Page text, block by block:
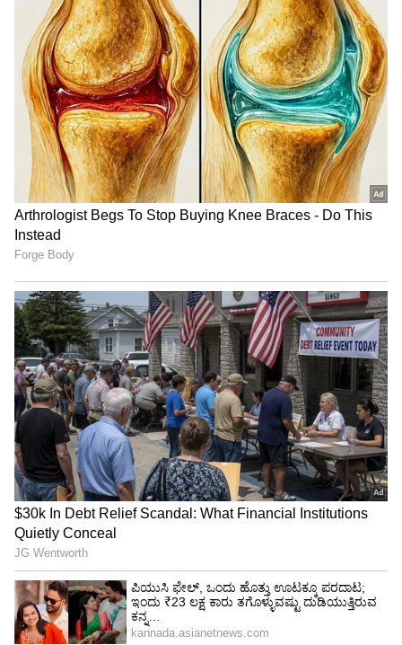
ಬ್ರೆಜಿಲ್‌ ಎದುರಿಸಿದ 91 ದೇಶಗಳ ಪೈಕಿ ನಾರ್ವೆ ವಿರುದ್ಧ
ಮಾತ್ರ ಗೆದ್ದಿಲ್ಲ!
ಅಂತಾರಾಷ್ಟ್ರೀಯ ಫುಟ್ಬಾಲ್‌ನಲ್ಲಿ ಬ್ರೆಜಿಲ್‌ ತಂಡ ಈವರೆಗೂ 91
ದೇಶಗಳ ವಿರುದ್ಧ ಆಡಿದೆ. ಈ ಪೈಕಿ ತನ್ನಿಂದ ಸೋಲಿಸಲು
ಸಾಧ್ಯವಾಗದ ಏಕೈಕ ತಂಡವೆಂದರೆ ಅದು ನಾರ್ವೆ. ಬ್ರೆಜಿಲ್‌
ಈವರೆಗೂ ನಾರ್ವೆ ವಿರುದ್ಧ 5 ಪಂದ್ಯಗಳನ್ನಾಡಿದೆ. ಈ ಪೈಕಿ 2
ಪಂದ್ಯ ಡ್ರಾಗೊಂಡಿದ್ದು, 3 ಪಂದ್ಯಗಳಲ್ಲಿ ಸೋಲನುಭವಿಸಿದೆ.
ಬ್ರೆಜಿಲ್‌ ತಂಡದ ಪರ ಕೊನೆ ಪಂದ್ಯವನ್ನಾಡಿದ ನೇಯ್ಮರ್‌
ನಾರ್ವೆ ವಿರುದ್ಧ ಪಂದ್ಯದ ಸೋಲಿನ ಬಳಿಕ ಬ್ರೆಜಿಲ್‌ ತಾರೆ
ನೇಯ್ಮರ್‌ ತಮ್ಮ ಅಂತಾರಾಷ್ಟ್ರೀಯ ನಿವೃತ್ತಿ ಬಗ್ಗೆ ಸುಳಿವು
ನೀಡಿದ್ದಾರೆ. ಈ ಬಗ್ಗೆ ಪಂದ್ಯದ ಬಳಿಕ ಮಾತನಾಡಿದ ಅವರು,
‘ನಾನು ದಣಿದಿದ್ದೇನೆ. ಮೆಟ್‌ಲೈಫ್‌ ಕ್ರೀಡಾಂಗಣದಲ್ಲಿ ನಾನು
"ರಾಜಕೀಯ ಬೇಡ, ಸಿನಿಮಾನೇ ಪ್ರಾಣ":
ಕನಕೋತ್ಸವದಲ್ಲಿ ರಿಷಬ್ ಶೆಟ್ಟಿ | Rishab
Shetty speech | Suvarna News
ಶೇ.50 ರಿಂದ ಶೇ.18 ಕ್ಕೆ TAX ಇಳಿಕೆ: ಮೋದಿ-
ಟ್ರಂಪ್ ಐತಿಹಾಸಿಕ ಒಪ್ಪಂದ | India US
Trade Deal | Party Rounds